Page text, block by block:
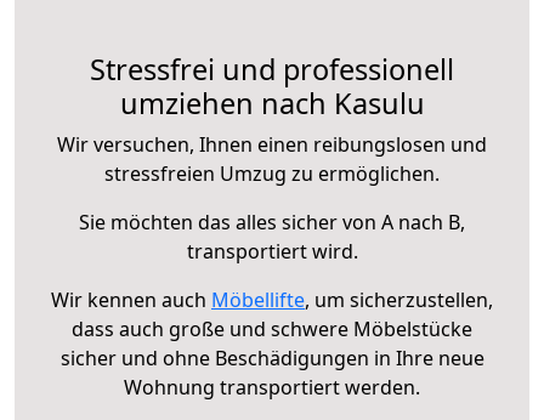
Stressfrei und professionell
umziehen nach Kasulu
Wir versuchen, Ihnen einen reibungslosen und
stressfreien Umzug zu ermöglichen.
Sie möchten das alles sicher von A nach B,
transportiert wird.
Wir kennen auch Möbellifte, um sicherzustellen,
dass auch große und schwere Möbelstücke
sicher und ohne Beschädigungen in Ihre neue
Wohnung transportiert werden.